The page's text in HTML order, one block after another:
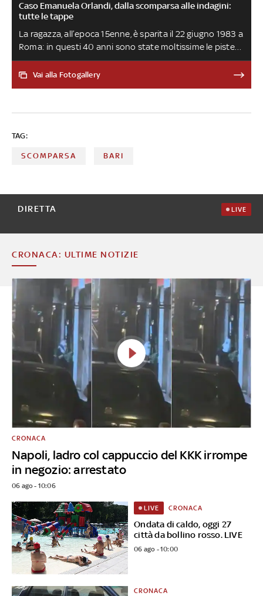
Caso Emanuela Orlandi, dalla scomparsa alle indagini:
tutte le tappe
La ragazza, all’epoca 15enne, è sparita il 22 giugno 1983 a
Roma: in questi 40 anni sono state moltissime le piste
seguite, senza che però si sia mai arrivati alla scoperta di
quanto accaduto. Ecco tutti i principali snodi della
Vai alla Fotogallery
TAG:
SCOMPARSA BARI
DIRETTA LIVE
CRONACA: ULTIME NOTIZIE
Napoli, ladro col cappuccio del KKK irrompe
in negozio: arrestato
CRONACA
06 ago - 10:06
Ondata di caldo, oggi 27
città da bollino rosso. LIVE
LIVE CRONACA
06 ago - 10:00
CRONACA